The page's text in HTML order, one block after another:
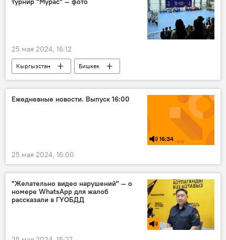
25 мая 2024, 16:12
Кыргызстан
Бишкек
футбольный турнир "Мурас"
старт
Нурланбек Турганбек уулу
спорт
Ежедневные новости. Выпуск 16:00
16:34
25 мая 2024, 16:00
"Желательно видео нарушений" — о
номере WhatsApp для жалоб
рассказали в ГУОБДД